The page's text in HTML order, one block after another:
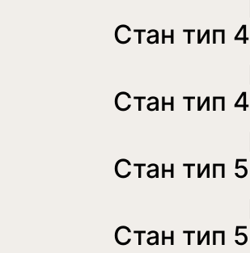
Стан тип 4
Стан тип 4
Стан тип 5
Стан тип 5